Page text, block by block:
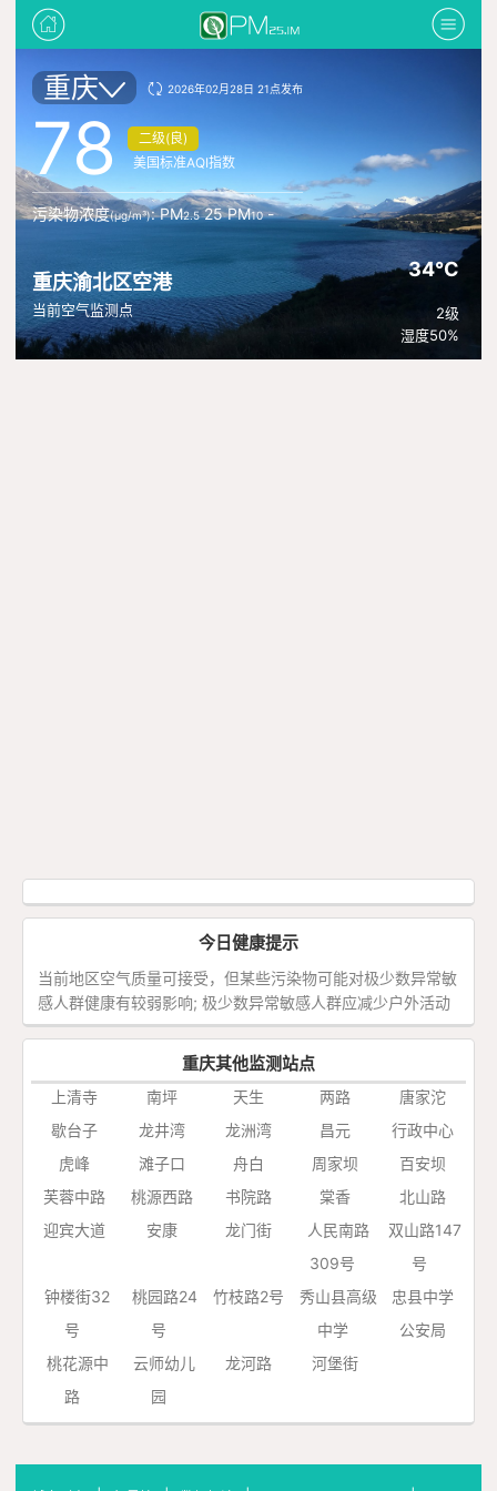
重庆 2026年02月28日 21点发布
78
二级(良)
美国标准AQI指数
污染物浓度(μg/m³): PM2.525 PM10-
重庆渝北区空港
当前空气监测点
34°C
2级
湿度50%
今日健康提示
当前地区空气质量可接受，但某些污染物可能对极少数异常敏
感人群健康有较弱影响; 极少数异常敏感人群应减少户外活动
重庆其他监测站点
上清寺 南坪 天生 两路
唐家沱
歇台子
龙井湾 龙洲湾 昌元
行政中心
虎峰
滩子口 舟白 周家坝
百安坝
芙蓉中路
桃源西路 书院路 棠香
北山路
迎宾大道
安康 龙门街
人民南路
309号
双山路147
号
钟楼街32
号
桃园路24
号
竹枝路2号
秀山县高级
中学
忠县中学
公安局
桃花源中
路
云师幼儿
园
龙河路 河堡街